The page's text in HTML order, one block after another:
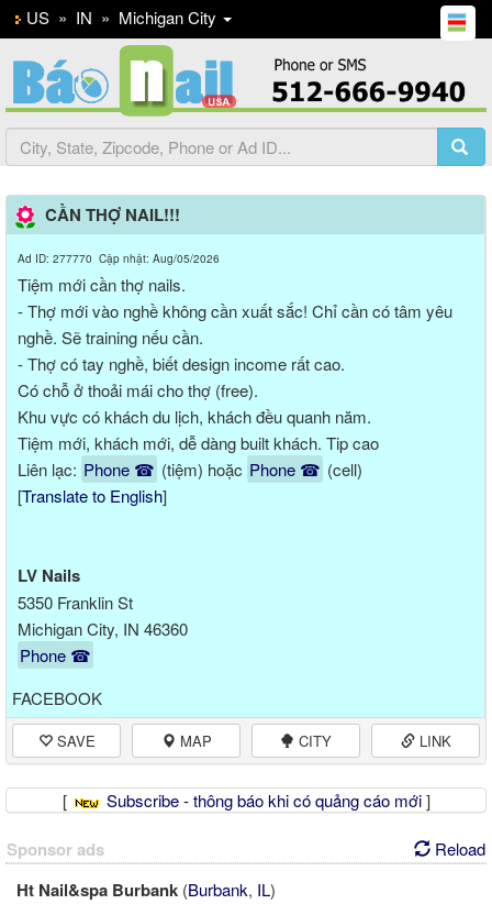
US » IN » Michigan City
CẦN THỢ NAIL!!!
Ad ID: 277770 Cập nhật: Aug/05/2026
Tiệm mới cần thợ nails.
- Thợ mới vào nghề không cần xuất sắc! Chỉ cần có tâm yêu
nghề. Sẽ training nếu cần.
- Thợ có tay nghề, biết design income rất cao.
Có chỗ ở thoải mái cho thợ (free).
Khu vực có khách du lịch, khách đều quanh năm.
Tiệm mới, khách mới, dễ dàng built khách. Tip cao
Liên lạc: Phone ☎ (tiệm) hoặc Phone ☎ (cell)
[Translate to English]
LV Nails
5350 Franklin St
Michigan City, IN 46360
Phone ☎
FACEBOOK
SAVE MAP CITY LINK
[ Subscribe - thông báo khi có quảng cáo mới]
Sponsor ads Reload
Ht Nail&spa Burbank (Burbank, IL)